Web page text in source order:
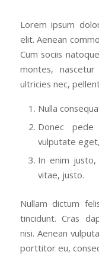
Lorem ipsum
elit. Aenean
Cum sociis
montes,
ultricies nec,
Nulla
Donec
vulputate
In enim
vitae, justo.
Nullam dictum
tincidunt. Cras
nisi. Aenean
porttitor eu,